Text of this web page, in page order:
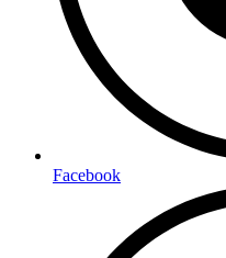
Facebook